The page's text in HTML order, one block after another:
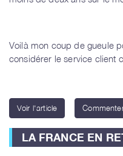
Voilà mon coup de gueule
considérer le service client
Voir l'article
LA FRANCE EN